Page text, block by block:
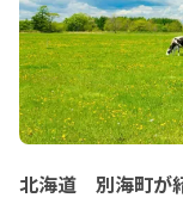
北海道 別海町が